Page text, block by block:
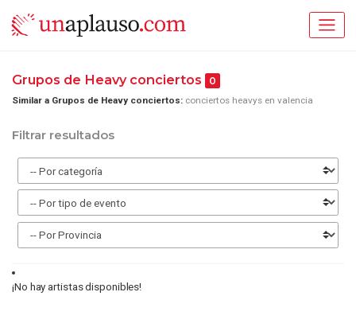
Grupos de Heavy conciertos 0
Similar a Grupos de Heavy conciertos: conciertos heavys en valencia
Filtrar resultados
¡No hay artistas disponibles!